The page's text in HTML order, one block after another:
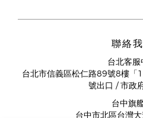
聯絡
台北客服
台北市信義區松仁路89號8樓「
號出口 / 市政
台中旗
台中市北區台灣